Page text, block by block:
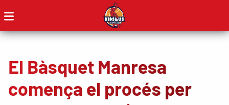
El Bàsquet Manresa
comença el procés per